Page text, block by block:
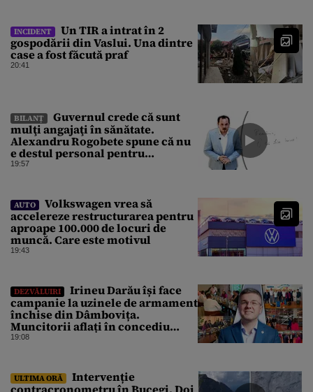
INCIDENT
Un TIR a intrat în 2
gospodării din Vaslui. Una dintre
case a fost făcută praf
20:41
BILANȚ
Guvernul crede că sunt
mulţi angajaţi în sănătate.
Alexandru Rogobete spune că nu
e destul personal pentru
combaterea infecţiilor
19:57
AUTO
Volkswagen vrea să
accelereze restructurarea pentru
aproape 100.000 de locuri de
muncă. Care este motivul
19:43
DEZVĂLUIRI
Irineu Darău își face
campanie la uzinele de armament
închise din Dâmbovița.
Muncitorii aflați în concediu
forțat din cauza lipsei comenzilor
19:08
ULTIMA ORĂ
Intervenție